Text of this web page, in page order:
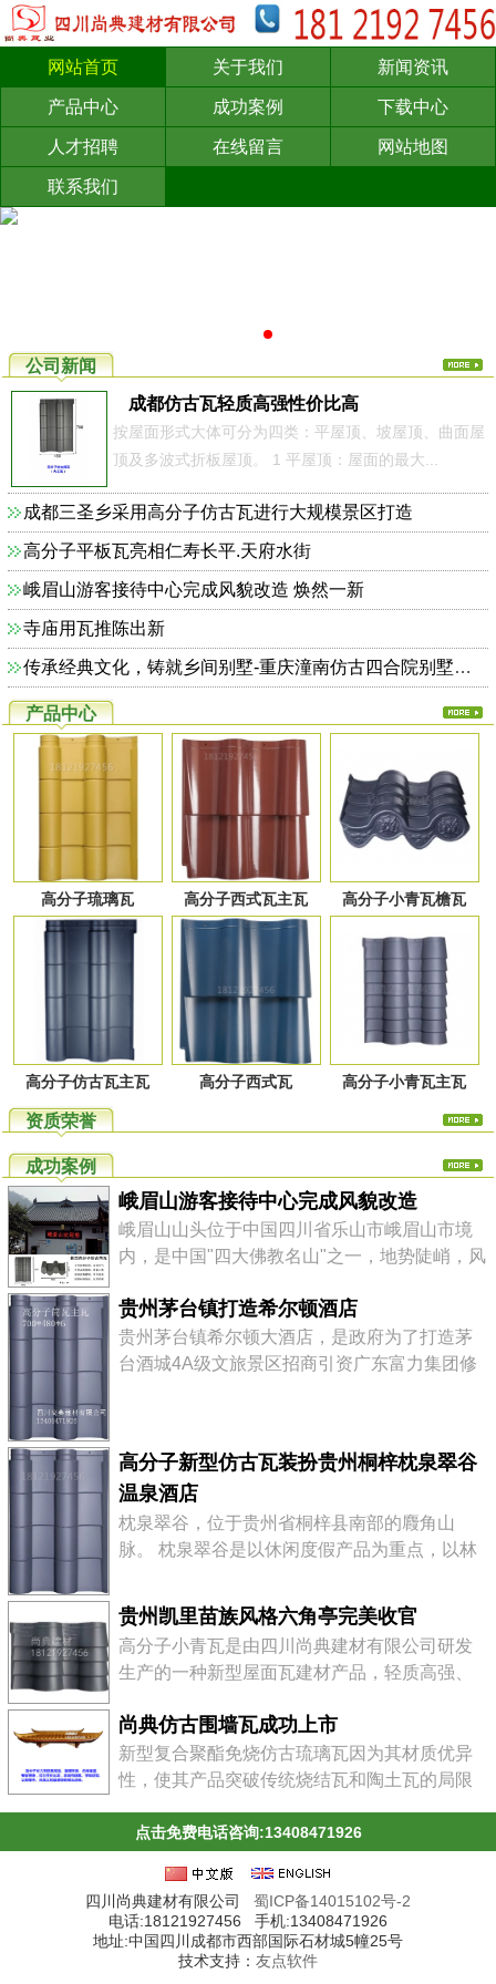
网站首页 关于我们 新闻资讯
产品中心 成功案例 下载中心
人才招聘 在线留言 网站地图
联系我们
公司新闻
成都仿古瓦轻质高强性价比高
按屋面形式大体可分为四类：平屋顶、坡屋顶、曲面屋
顶及多波式折板屋顶。 1 平屋顶：屋面的最大...
成都三圣乡采用高分子仿古瓦进行大规模景区打造
高分子平板瓦亮相仁寿长平.天府水街
峨眉山游客接待中心完成风貌改造 焕然一新
寺庙用瓦推陈出新
传承经典文化，铸就乡间别墅-重庆潼南仿古四合院别墅完美收官
产品中心
高分子琉璃瓦 高分子西式瓦主瓦 高分子小青瓦檐瓦
高分子仿古瓦主瓦 高分子西式瓦 高分子小青瓦主瓦
资质荣誉
成功案例
峨眉山游客接待中心完成风貌改造
峨眉山山头位于中国四川省乐山市峨眉山市境
内，是中国"四大佛教名山"之一，地势陡峭，风
最高，海拔3099米，高出峨眉平原2700多米。
高分子仿古瓦轻质高强、美观环保、色泽丰
富、安装快捷，综合性价比高。 四川尚典建材
贵州茅台镇打造希尔顿酒店
贵州茅台镇希尔顿大酒店，是政府为了打造茅
台酒城4A级文旅景区招商引资广东富力集团修
茅台镇，贵州省遵义市仁怀市下辖镇。位于赤
水河畔，是川黔水陆交通的咽喉要地。地处贵
州高原西北部，大类山脉西段北侧，北靠遵
义，南临川南。在郁郁葱葱的河滨地带，建
高分子新型仿古瓦装扮贵州桐梓枕泉翠谷
温泉酒店
枕泉翠谷，位于贵州省桐梓县南部的麚角山
脉。 枕泉翠谷是以休闲度假产品为重点，以林
康体、运动体验等专项产品为突破口，以历史
文化度假产品和生态度假产品为补充，以旅游
商品为延伸，实现一个主体、多样化的景点。
贵州桐梓“枕泉翠谷”4A景区五星级大酒店，是
中式徽派建筑风格，雄...
贵州凯里苗族风格六角亭完美收官
高分子小青瓦是由四川尚典建材有限公司研发
生产的一种新型屋面瓦建材产品，轻质高强、
业、民用、公园楼亭等建筑。
尚典仿古围墙瓦成功上市
新型复合聚酯免烧仿古琉璃瓦因为其材质优异
性，使其产品突破传统烧结瓦和陶土瓦的局限
且具有搭接设计可靠合理、轻质高强等多种优
点击免费电话咨询:13408471926
四川尚典建材有限公司 蜀ICP备14015102号-2
电话:18121927456 手机:13408471926
地址:中国四川成都市西部国际石材城5幢25号
技术支持： 友点软件